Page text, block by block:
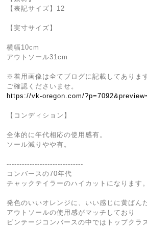
【表記サイズ】12
【実寸サイズ】
横幅10cm
アウトソール31cm
※着用画像は全てブログに記載してありま
ご確認くださいませ。
https://vk-oregon.com/
【コンディション】
全体的に年代相応の使用感有。
ソール減りやや有。
------------------------------
コンバースの70年代
チャックテイラーのハイカットになります。
発色のいいオレンジに、いい感じに黄ばん
アウトソールの使用感がマッチしており
ビンテージコンバースの中ではトップクラ